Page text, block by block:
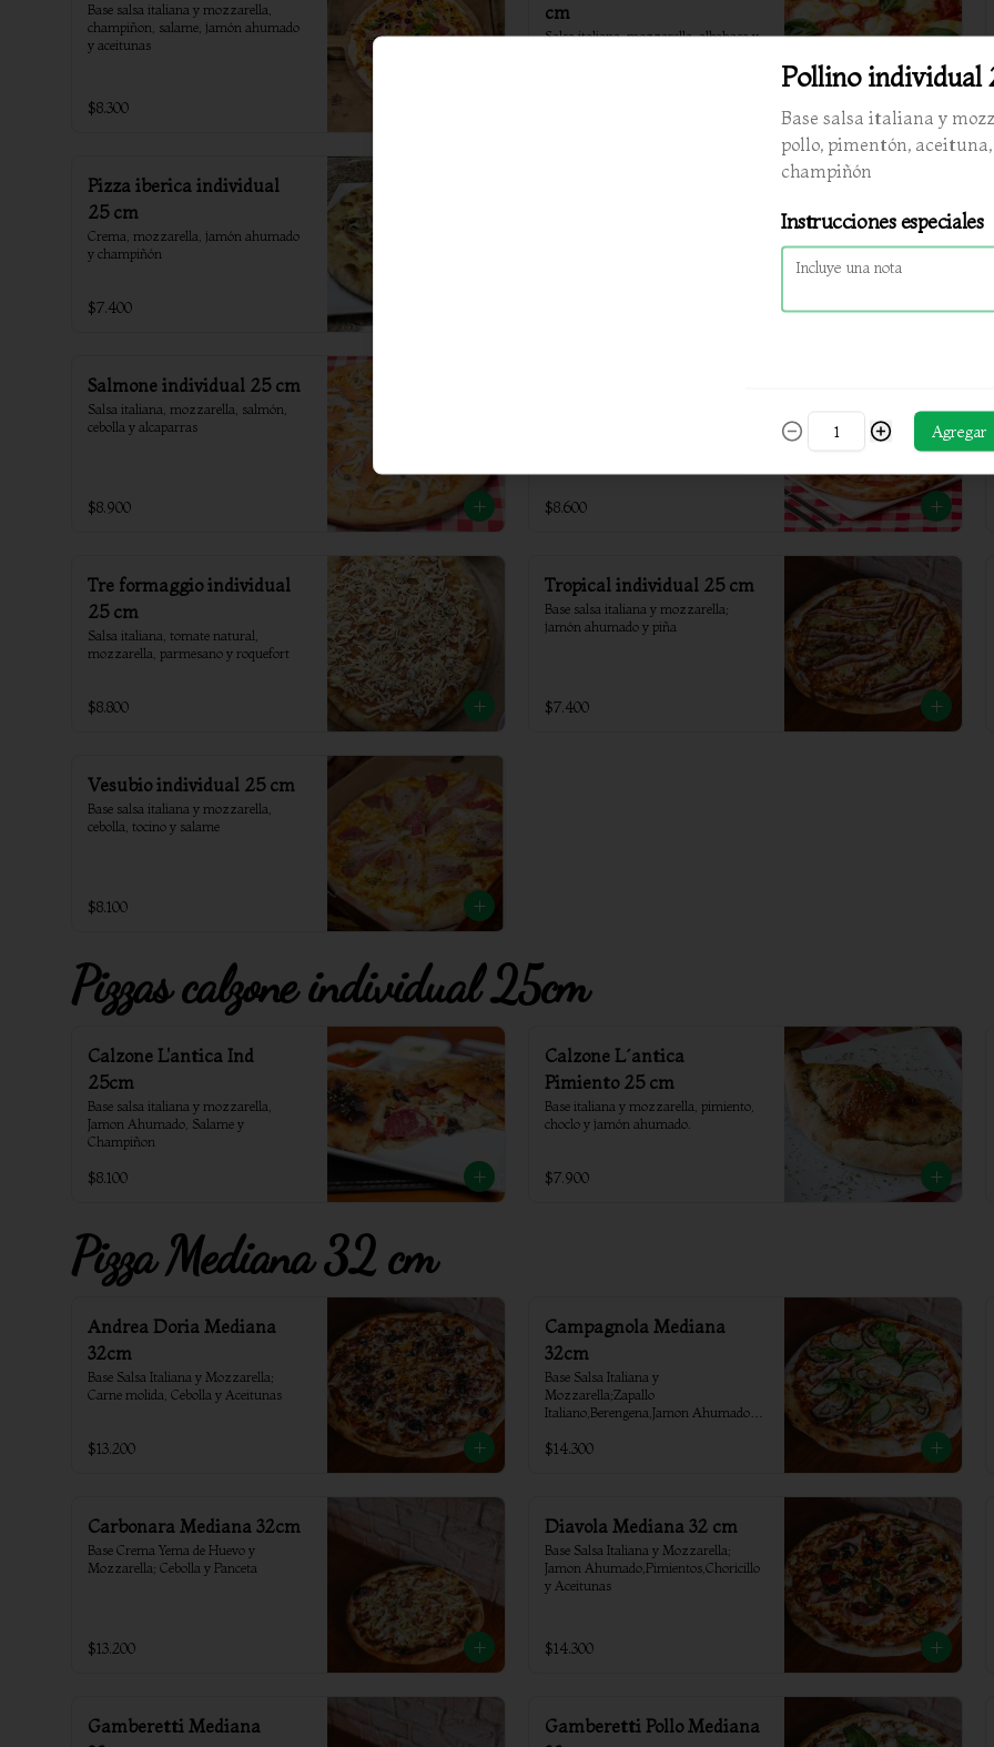
Base salsa italiana y mozzarella,
champiñon, salame, jamón ahumado
y aceitunas
$8.300
cm
Salsa italiana, mozzarella, albahaca y
Pizza iberica individual
25 cm
Crema, mozzarella, jamón ahumado
y champiñón
$7.400
Salmone individual 25 cm
Salsa italiana, mozzarella, salmón,
cebolla y alcaparras
$8.900 $8.600
Tre formaggio individual
25 cm
Salsa italiana, tomate natural,
mozzarella, parmesano y roquefort
$8.800
Tropical individual 25 cm
Base salsa italiana y mozzarella;
jamón ahumado y piña
$7.400
Vesubio individual 25 cm
Base salsa italiana y mozzarella,
cebolla, tocino y salame
$8.100
Pizzas calzone individual 25cm
Calzone L'antica Ind
25cm
Base salsa italiana y mozzarella,
Jamon Ahumado, Salame y
Champiñon
$8.100
Calzone L´antica
Pimiento 25 cm
Base italiana y mozzarella, pimiento,
choclo y jamón ahumado.
$7.900
Pizza Mediana 32 cm
Andrea Doria Mediana
32cm
Base Salsa Italiana y Mozzarella;
Carne molida, Cebolla y Aceitunas
$13.200
Campagnola Mediana
32cm
Base Salsa Italiana y
Mozzarella;Zapallo
Italiano,Berengena,Jamon Ahumado y
$14.300
Carbonara Mediana 32cm
Base Crema Yema de Huevo y
Mozzarella; Cebolla y Panceta
$13.200
Diavola Mediana 32 cm
Base Salsa Italiana y Mozzarella;
Jamon Ahumado,Pimientos,Choricillo
y Aceitunas
$14.300
Gamberetti Mediana
Gamberetti Pollo Mediana
Pollino individual
Base salsa italiana y
pollo, pimentón, aceituna,
champiñón
Instrucciones especiales
Agregar